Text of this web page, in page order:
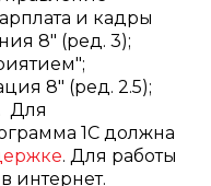
и кадры
8" (ред. 3);
8" (ред. 2.5);
Для
1С должна
. Для работы
интернет.